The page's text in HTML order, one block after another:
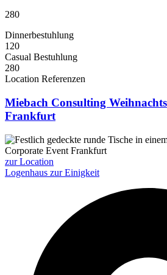
280
Dinnerbestuhlung
120
Casual Bestuhlung
280
Location Referenzen
Miebach Consulting
Frankfurt
zur Location
Logenhaus zur Einigkeit